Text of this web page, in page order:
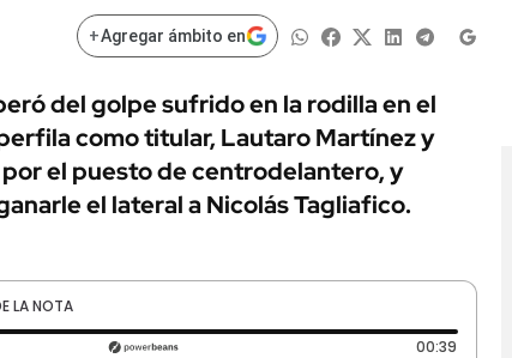
URUGUAY
AUTOS
+Agregar ámbito en
del golpe sufrido en la rodilla en el
como titular, Lautaro Martínez y
el puesto de centrodelantero, y
el lateral a Nicolás Tagliafico.
LA NOTA
0 segundos 00:39